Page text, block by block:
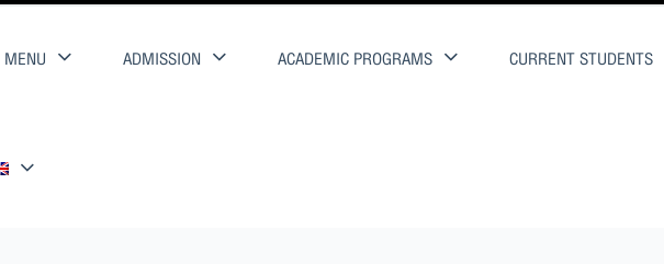
ADMISSION ACADEMIC PROGRAMS CURRENT STUDENTS
ตราจารย์ ดร. ศิริลักษณ์ โรจนกิจอำนวย ที่ได้รับการคัดเลือกเป็นศิษย์เก่าดีเด่นประ